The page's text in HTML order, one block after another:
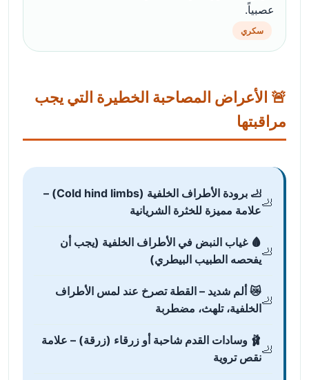
عصبياً.
سكري
🚨 الأعراض المصاحبة الخطيرة التي يجب
مراقبتها
🦶 برودة الأطراف الخلفية (Cold hind limbs) –
علامة مميزة للخثرة الشريانية
🩸 غياب النبض في الأطراف الخلفية (يجب أن
يفحصه الطبيب البيطري)
😿 ألم شديد – القطة تصرخ عند لمس الأطراف
الخلفية، تلهث، مضطربة
🩰 وسادات القدم شاحبة أو زرقاء (زرقة) – علامة
نقص تروية